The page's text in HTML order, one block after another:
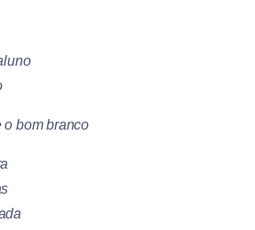
o bom branco